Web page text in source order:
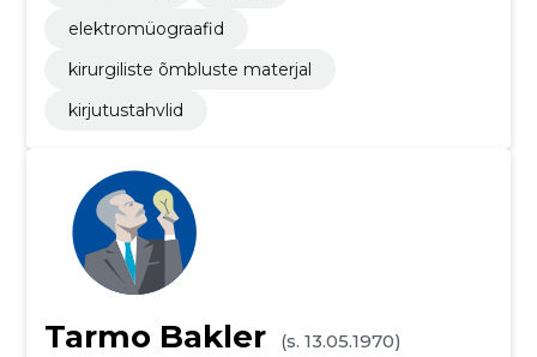
elektromüograafid
kirurgiliste õmbluste materjal
kirjutustahvlid
Tarmo Bakler
(s. 13.05.1970)